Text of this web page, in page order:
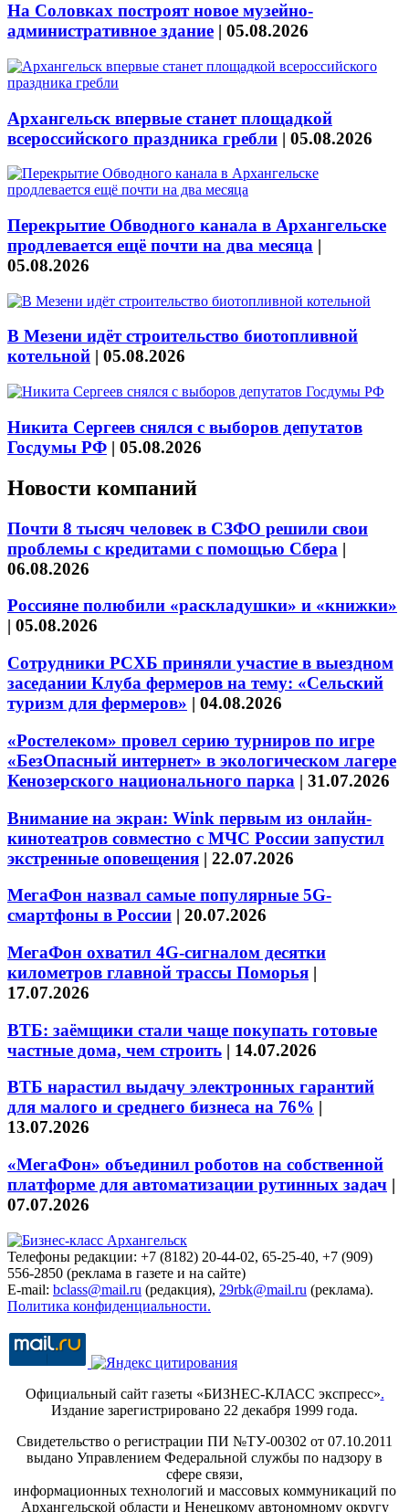
На Соловках построят новое музейно-
административное здание | 05.08.2026
Архангельск впервые станет площадкой
всероссийского праздника гребли | 05.08.2026
Перекрытие Обводного канала в Архангельске
продлевается ещё почти на два месяца |
05.08.2026
В Мезени идёт строительство биотопливной
котельной | 05.08.2026
Никита Сергеев снялся с выборов депутатов
Госдумы РФ | 05.08.2026
Новости компаний
Почти 8 тысяч человек в СЗФО решили свои
проблемы с кредитами с помощью Сбера |
06.08.2026
Россияне полюбили «раскладушки» и «книжки»
| 05.08.2026
Сотрудники РСХБ приняли участие в выездном
заседании Клуба фермеров на тему: «Сельский
туризм для фермеров» | 04.08.2026
«Ростелеком» провел серию турниров по игре
«БезОпасный интернет» в экологическом лагере
Кенозерского национального парка | 31.07.2026
Внимание на экран: Wink первым из онлайн-
кинотеатров совместно с МЧС России запустил
экстренные оповещения | 22.07.2026
МегаФон назвал самые популярные 5G-
смартфоны в России | 20.07.2026
МегаФон охватил 4G-сигналом десятки
километров главной трассы Поморья |
17.07.2026
ВТБ: заёмщики стали чаще покупать готовые
частные дома, чем строить | 14.07.2026
ВТБ нарастил выдачу электронных гарантий
для малого и среднего бизнеса на 76% |
13.07.2026
«МегаФон» объединил роботов на собственной
платформе для автоматизации рутинных задач |
07.07.2026
Телефоны редакции: +7 (8182) 20-44-02, 65-25-40, +7 (909)
556-2850 (реклама в газете и на сайте)
E-mail: bclass@mail.ru (редакция), 29rbk@mail.ru (реклама).
Политика конфиденциальности.
Официальный сайт газеты «БИЗНЕС-КЛАСС экспресс».
Издание зарегистрировано 22 декабря 1999 года.
Свидетельство о регистрации ПИ №ТУ-00302 от 07.10.2011
выдано Управлением Федеральной службы по надзору в
сфере связи,
информационных технологий и массовых коммуникаций по
Архангельской области и Ненецкому автономному округу